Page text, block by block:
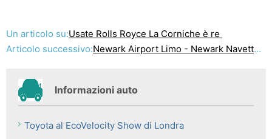
Un articolo su:Usate Rolls Royce La Corniche è re
Articolo successivo:Newark Airport Limo - Newark Navette in stile e comfort
Informazioni auto
Toyota al EcoVelocity Show di Londra